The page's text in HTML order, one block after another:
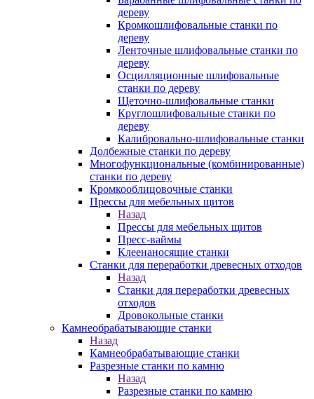
дереву
Кромкошлифовальные станки по
дереву
Ленточные шлифовальные станки по
дереву
Осцилляционные шлифовальные
станки по дереву
Щеточно-шлифовальные станки
Круглошлифовальные станки по
дереву
Калибровально-шлифовальные станки
Долбежные станки по дереву
Многофункциональные (комбинированные)
станки по дереву
Кромкооблицовочные станки
Прессы для мебельных щитов
Назад
Прессы для мебельных щитов
Пресс-ваймы
Клеенаносящие станки
Станки для переработки древесных отходов
Назад
Станки для переработки древесных
отходов
Дровокольные станки
Камнеобрабатывающие станки
Назад
Камнеобрабатывающие станки
Разрезные станки по камню
Назад
Разрезные станки по камню